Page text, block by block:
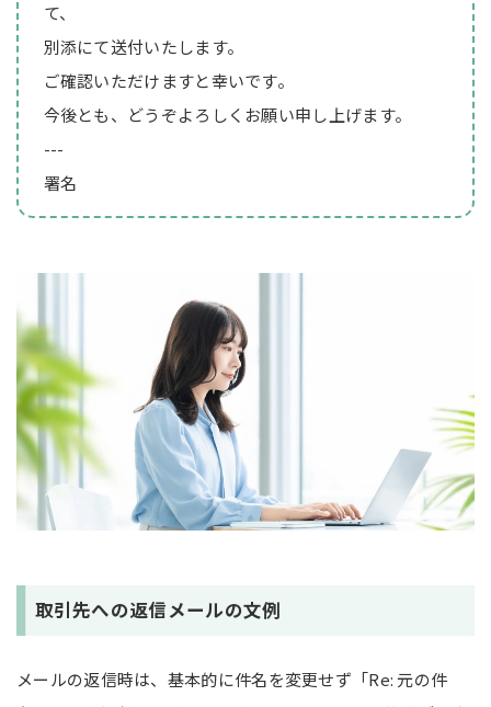
て、
別添にて送付いたします。
ご確認いただけますと幸いです。
今後とも、どうぞよろしくお願い申し上げます。
---
署名
取引先への返信メールの文例
メールの返信時は、基本的に件名を変更せず「Re: 元の件